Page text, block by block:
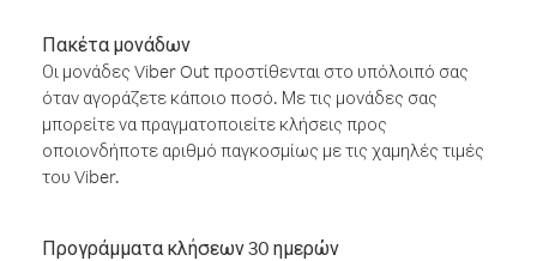
Πακέτα μονάδων
Οι μονάδες Viber Out προστίθενται στο υπόλοιπό σας
όταν αγοράζετε κάποιο ποσό. Με τις μονάδες σας
μπορείτε να πραγματοποιείτε κλήσεις προς
οποιονδήποτε αριθμό παγκοσμίως με τις χαμηλές τιμές
του Viber.
Προγράμματα κλήσεων 30 ημερών